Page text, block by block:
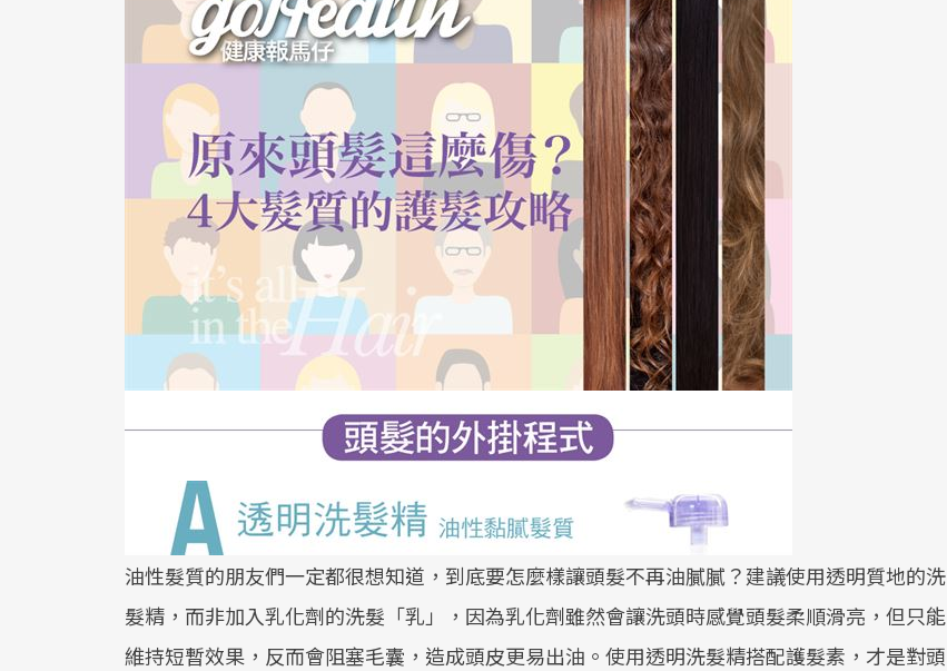
油性髮質的朋友們一定都很想知道，到底要怎麼樣讓頭髮不再油膩膩？建議使用透明質地的洗
髮精，而非加入乳化劑的洗髮「乳」，因為乳化劑雖然會讓洗頭時感覺頭髮柔順滑亮，但只能
維持短暫效果，反而會阻塞毛囊，造成頭皮更易出油。使用透明洗髮精搭配護髮素，才是對頭
狀況、啟動健康管理的重要起點。
前往專題
前往專題
前往專題